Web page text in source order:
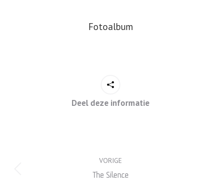
Fotoalbum
Deel deze informatie
VORIGE
Previous
The Silence